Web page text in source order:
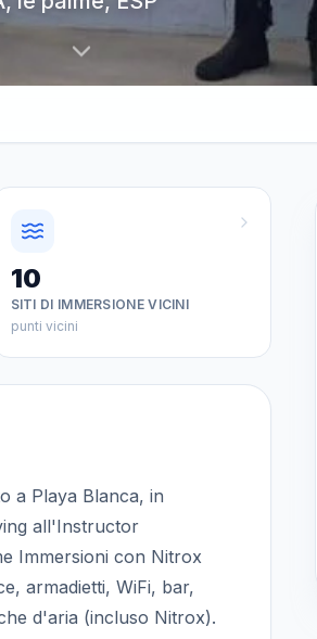
10
SITI DI IMMERSIONE VICINI
punti vicini
a Playa Blanca, in
all'Instructor
Immersioni con Nitrox
armadietti, WiFi, bar,
d'aria (incluso Nitrox).